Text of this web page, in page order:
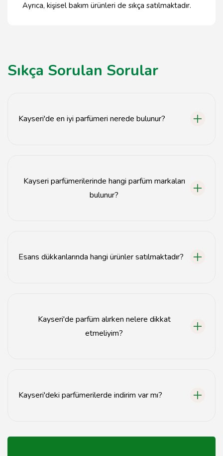
Ayrıca, kişisel bakım ürünleri de sıkça satılmaktadır.
Sıkça Sorulan Sorular
Kayseri'de en iyi parfümeri nerede bulunur?
Kayseri parfümerilerinde hangi parfüm markaları
bulunur?
Esans dükkanlarında hangi ürünler satılmaktadır?
Kayseri'de parfüm alırken nelere dikkat
etmeliyim?
Kayseri'deki parfümerilerde indirim var mı?
indirimler ve kampanyalar düzenlenmektedir.